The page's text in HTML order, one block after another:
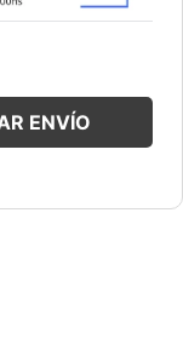
ENVÍO